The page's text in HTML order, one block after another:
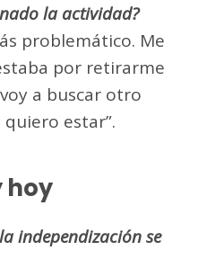
la actividad?
problemático. Me
por retirarme
a buscar otro
estar”.
hoy
independización se